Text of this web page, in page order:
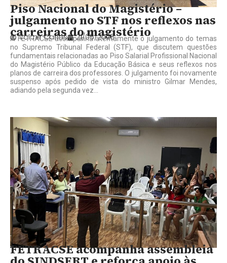
Piso Nacional do Magistério –
julgamento no STF nos reflexos nas
carreiras do magistério
Valmir Carlos 21/05/2026
A FETRACSE acompanha atentamente o julgamento do temas
no Supremo Tribunal Federal (STF), que discutem questões
fundamentais relacionadas ao Piso Salarial Profissional Nacional
do Magistério Público da Educação Básica e seus reflexos nos
planos de carreira dos professores. O julgamento foi novamente
suspenso após pedido de vista do ministro Gilmar Mendes,
adiando pela segunda vez...
FETRACSE acompanha assembleia